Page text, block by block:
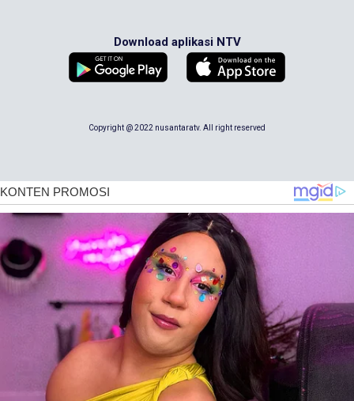
Download aplikasi NTV
Copyright @ 2022 nusantaratv. All right reserved